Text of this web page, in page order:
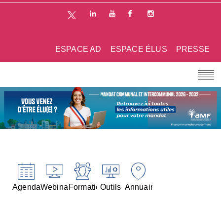
PRESSE
ESPACE ÉLUS
ESPACE AD
AgendaWebinairesFormationsOutils Annuaires